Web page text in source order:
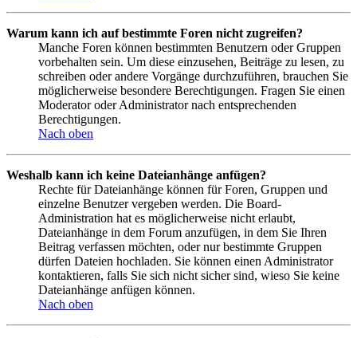
Warum kann ich auf bestimmte Foren nicht zugreifen?
Manche Foren können bestimmten Benutzern oder Gruppen
vorbehalten sein. Um diese einzusehen, Beiträge zu lesen, zu
schreiben oder andere Vorgänge durchzuführen, brauchen Sie
möglicherweise besondere Berechtigungen. Fragen Sie einen
Moderator oder Administrator nach entsprechenden
Berechtigungen.
Nach oben
Weshalb kann ich keine Dateianhänge anfügen?
Rechte für Dateianhänge können für Foren, Gruppen und
einzelne Benutzer vergeben werden. Die Board-
Administration hat es möglicherweise nicht erlaubt,
Dateianhänge in dem Forum anzufügen, in dem Sie Ihren
Beitrag verfassen möchten, oder nur bestimmte Gruppen
dürfen Dateien hochladen. Sie können einen Administrator
kontaktieren, falls Sie sich nicht sicher sind, wieso Sie keine
Dateianhänge anfügen können.
Nach oben